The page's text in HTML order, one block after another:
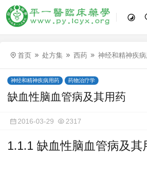
首页 处方集 西药 神经和精神疾
神经和精神疾病用药 药物治疗学
缺血性脑血管病及其用药
2016-03-29 2317
1.1.1 缺血性脑血管病及其